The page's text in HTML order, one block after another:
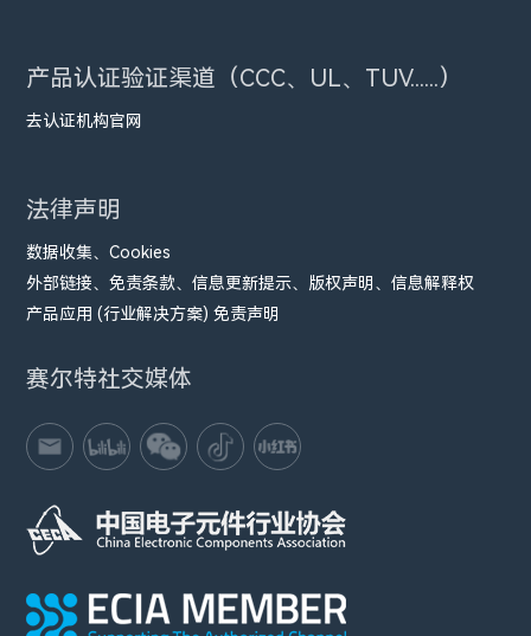
产品认证验证渠道（CCC、UL、TUV......）
去认证机构官网
法律声明
数据收集、Cookies
外部链接、免责条款、信息更新提示、版权声明、信息解释权
产品应用 (行业解决方案) 免责声明
赛尔特社交媒体